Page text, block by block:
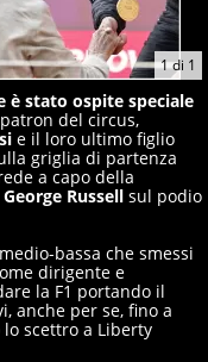
1di 1
è stato ospite speciale
del circus,
e il loro ultimo figlio
griglia di partenza
a capo della
George Russell sul podio
bassa che smessi
dirigente e
la F1 portando il
anche per se, fino a
scettro a Liberty